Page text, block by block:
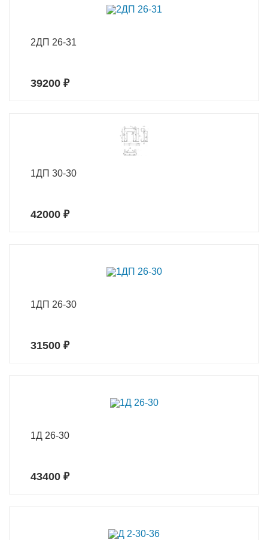
2ДП 26-31
39200 ₽
1ДП 30-30
42000 ₽
1ДП 26-30
31500 ₽
1Д 26-30
43400 ₽